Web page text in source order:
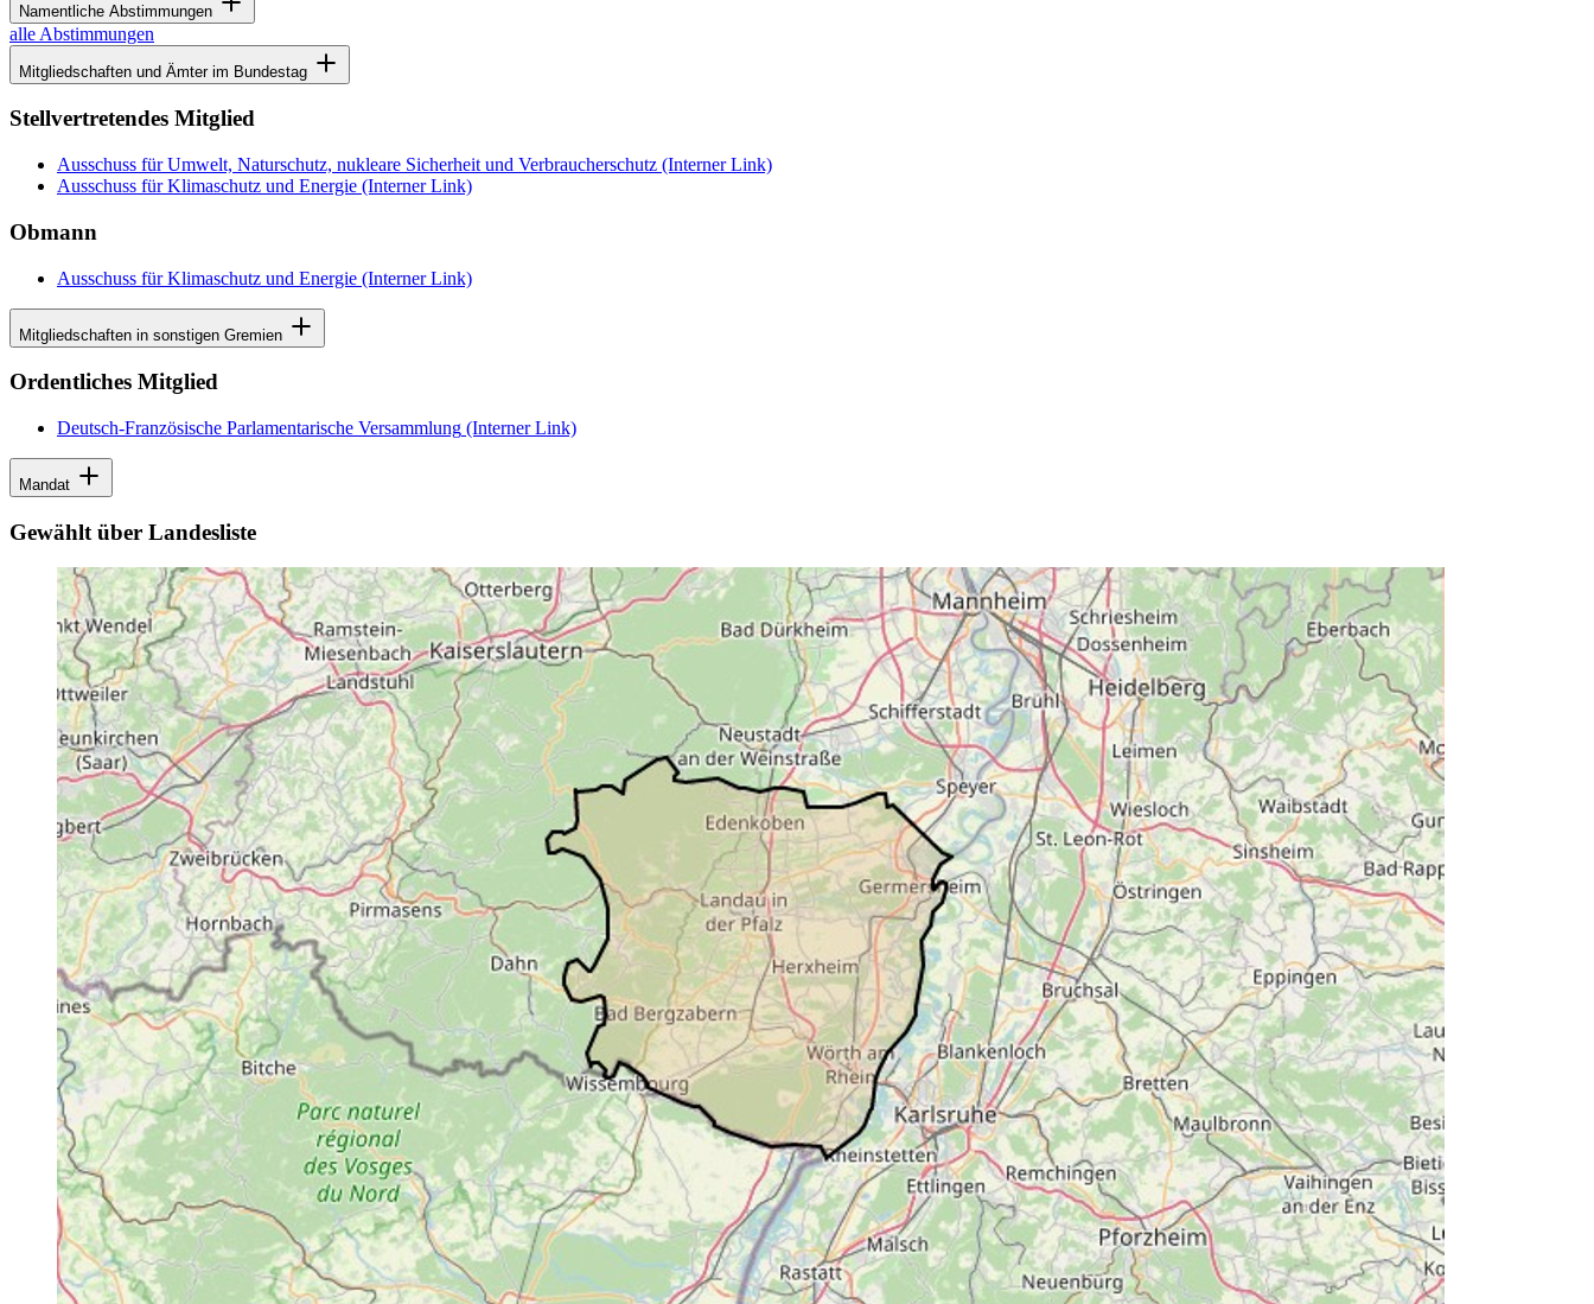
Namentliche Abstimmungen
alle Abstimmungen
Mitgliedschaften und Ämter im Bundestag
Stellvertretendes Mitglied
Ausschuss für Umwelt, Naturschutz, nukleare Sicherheit und Verbraucherschutz (Interner Link)
Ausschuss für Klimaschutz und Energie (Interner Link)
Obmann
Ausschuss für Klimaschutz und Energie (Interner Link)
Mitgliedschaften in sonstigen Gremien
Ordentliches Mitglied
Deutsch-Französische Parlamentarische Versammlung (Interner Link)
Mandat
Gewählt über Landesliste